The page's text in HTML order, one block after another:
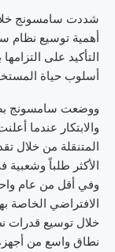
شددت سامسونج
أهمية توسيع نظام
التأكيد على
أسلوب حياة
ووضعت سامسونج
والابتكار عندما
المتنقلة من خلال
الأكثر طلباً وشعبية
وفي أقل من عام
الافتراضي الخاصة
نطاق واسع من